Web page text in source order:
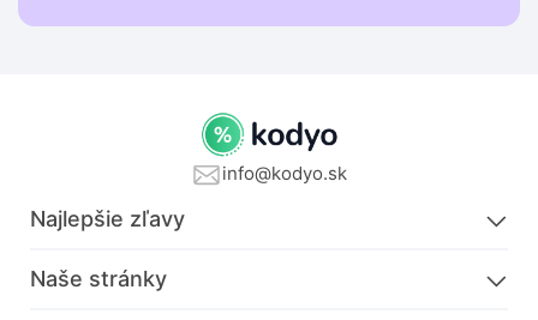
info@kodyo.sk
Najlepšie zľavy
Naše stránky